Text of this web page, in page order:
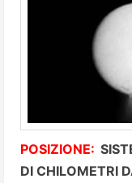
POSIZIONE:
DI CHILOMETRI